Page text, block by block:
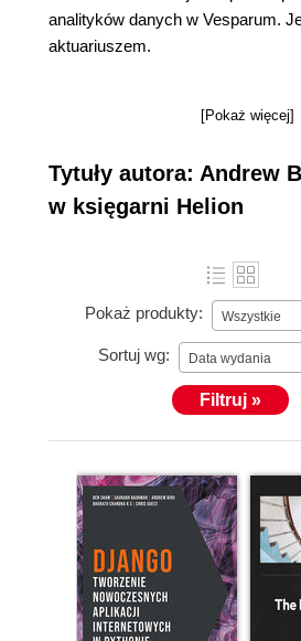
analityków danych w Vesparum.
aktuariuszem.
[Pokaż więcej]
Tytuły autora: Andrew
w księgarni Helion
Pokaż produkty: Wszystkie
Sortuj wg: Data wydania
Filtruj »